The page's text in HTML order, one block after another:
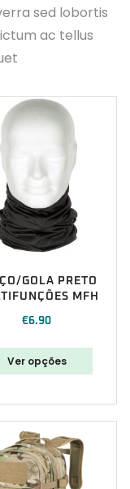
sed lobortis
ac tellus
GOLA PRETO
MFH
€6.90
Ver opções